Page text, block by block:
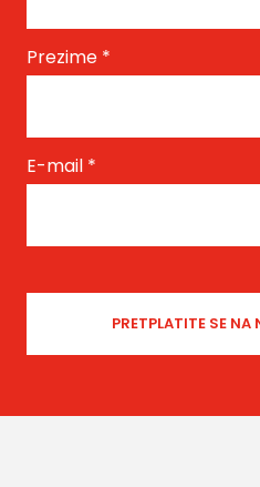
Prezime *
E-mail *